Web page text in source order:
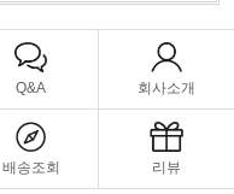
Q&A 회사소개
배송조회 리뷰